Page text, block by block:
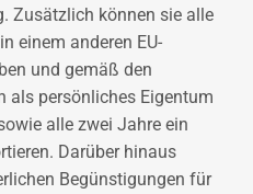
Zusätzlich können sie alle
einem anderen EU-
und gemäß den
als persönliches Eigentum
alle zwei Jahre ein
Darüber hinaus
Begünstigungen für